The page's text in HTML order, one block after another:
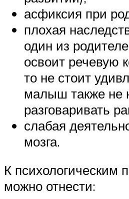
асфиксия при
плохая
один из
освоит речевую
то не стоит
малыш также не
разговаривать
слабая
мозга.
К психологическим
можно отнести: